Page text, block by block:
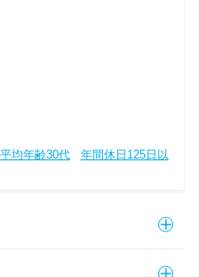
平均年齢30代
年間休日125日以